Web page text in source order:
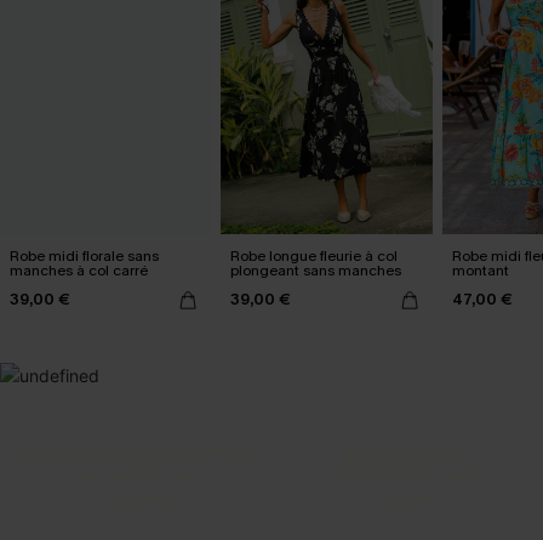
Robe midi florale sans
manches à col carré
39,00 €
Robe longue fleurie à col
plongeant sans manches
39,00 €
Robe midi
montant
47,00 €